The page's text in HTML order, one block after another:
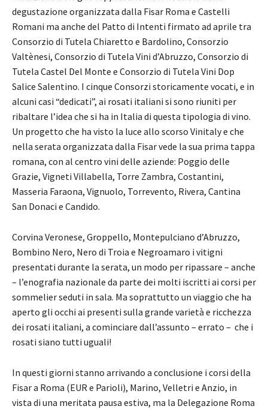
degustazione organizzata dalla Fisar Roma e Castelli
Romani ma anche del Patto di Intenti firmato ad aprile tra
Consorzio di Tutela Chiaretto e Bardolino, Consorzio
Valtènesi, Consorzio di Tutela Vini d’Abruzzo, Consorzio di
Tutela Castel Del Monte e Consorzio di Tutela Vini Dop
Salice Salentino. I cinque Consorzi storicamente vocati, e in
alcuni casi “dedicati”, ai rosati italiani si sono riuniti per
ribaltare l’idea che si ha in Italia di questa tipologia di vino.
Un progetto che ha visto la luce allo scorso Vinitaly e che
nella serata organizzata dalla Fisar vede la sua prima tappa
romana, con al centro vini delle aziende: Poggio delle
Grazie, Vigneti Villabella, Torre Zambra, Costantini,
Masseria Faraona, Vignuolo, Torrevento, Rivera, Cantina
San Donaci e Candido.
Corvina Veronese, Groppello, Montepulciano d’Abruzzo,
Bombino Nero, Nero di Troia e Negroamaro i vitigni
presentati durante la serata, un modo per ripassare – anche
– l’enografia nazionale da parte dei molti iscritti ai corsi per
sommelier seduti in sala. Ma soprattutto un viaggio che ha
aperto gli occhi ai presenti sulla grande varietà e ricchezza
dei rosati italiani, a cominciare dall’assunto – errato – che i
rosati siano tutti uguali!
In questi giorni stanno arrivando a conclusione i corsi della
Fisar a Roma (EUR e Parioli), Marino, Velletri e Anzio, in
vista di una meritata pausa estiva, ma la Delegazione Roma